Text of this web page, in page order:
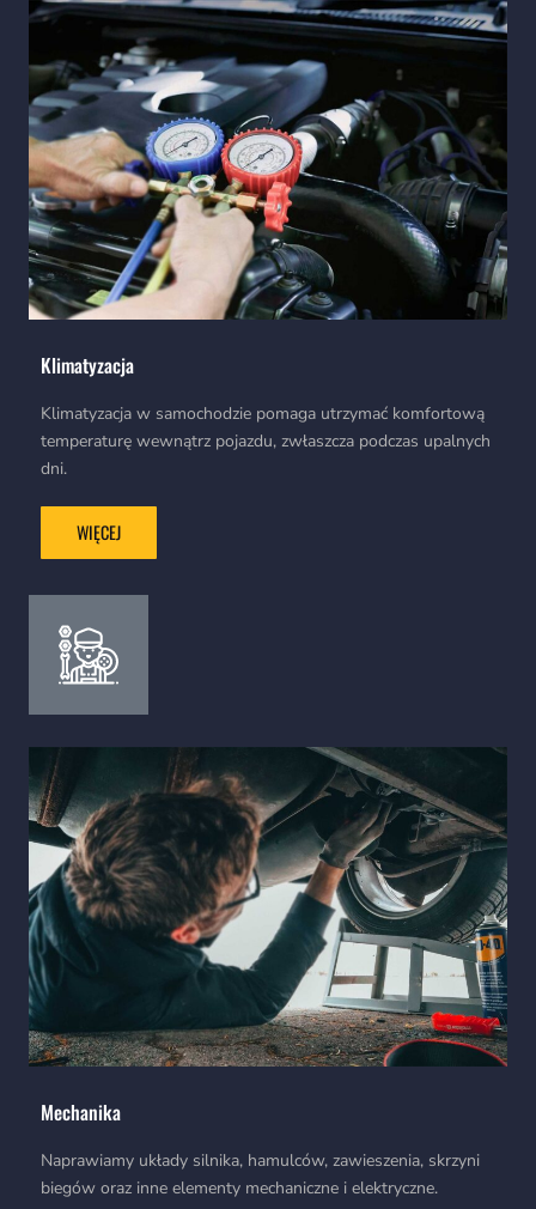
Klimatyzacja
Klimatyzacja w samochodzie pomaga utrzymać komfortową
temperaturę wewnątrz pojazdu, zwłaszcza podczas upalnych
dni.
WIĘCEJ
Mechanika
Naprawiamy układy silnika, hamulców, zawieszenia, skrzyni
biegów oraz inne elementy mechaniczne i elektryczne.